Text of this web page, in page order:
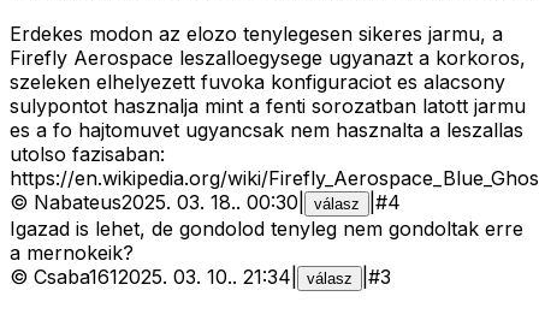
Erdekes modon az elozo tenylegesen sikeres jarmu, a
Firefly Aerospace leszalloegysege ugyanazt a korkoros,
szeleken elhelyezett fuvoka konfiguraciot es alacsony
sulypontot hasznalja mint a fenti sorozatban latott jarmu
es a fo hajtomuvet ugyancsak nem hasznalta a leszallas
utolso fazisaban:
https://en.wikipedia.org/wiki/
© Nabateus2025. 03. 18.. 00:30 válasz #4
Igazad is lehet, de gondolod tenyleg nem gondoltak erre
a mernokeik?
© Csaba1612025. 03. 10.. 21:34 válasz #3